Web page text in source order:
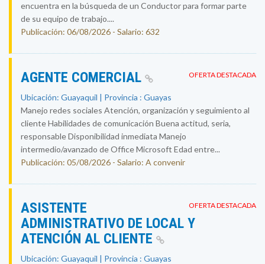
encuentra en la búsqueda de un Conductor para formar parte
de su equipo de trabajo....
Publicación: 06/08/2026 - Salario: 632
OFERTA DESTACADA
AGENTE COMERCIAL
Ubicación: Guayaquil | Provincia : Guayas
Manejo redes sociales Atención, organización y seguimiento al
cliente Habilidades de comunicación Buena actitud, seria,
responsable Disponibilidad inmediata Manejo
intermedio/avanzado de Office Microsoft Edad entre...
Publicación: 05/08/2026 - Salario: A convenir
OFERTA DESTACADA
ASISTENTE
ADMINISTRATIVO DE LOCAL Y
ATENCIÓN AL CLIENTE
Ubicación: Guayaquil | Provincia : Guayas